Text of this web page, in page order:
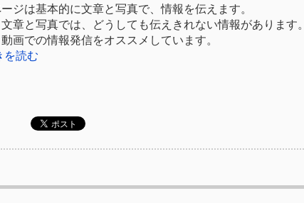
ジは基本的に文章と写真で、情報を伝えます。
章と写真では、どうしても伝えきれない情報があります。
画での情報発信をオススメしています。
読む